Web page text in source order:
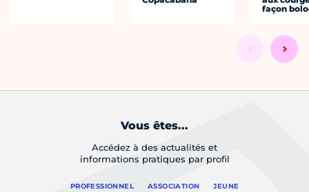
façon
Vous êtes...
Accédez à des actualités et
informations pratiques par profil
PROFESSIONNEL ASSOCIATION JEUNE